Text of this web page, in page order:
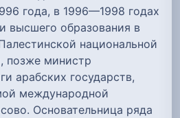
года, в 1996—1998 годах
высшего образования в
национальной
позже министр
арабских государств,
международной
Основательница ряда